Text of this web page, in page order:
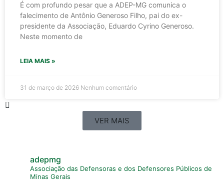
É com profundo pesar que a ADEP-MG comunica o
falecimento de Antônio Generoso Filho, pai do ex-
presidente da Associação, Eduardo Cyrino Generoso.
Neste momento de
LEIA MAIS »
31 de março de 2026 Nenhum comentário
VER MAIS
adepmg
Associação das Defensoras e dos Defensores Públicos de
Minas Gerais